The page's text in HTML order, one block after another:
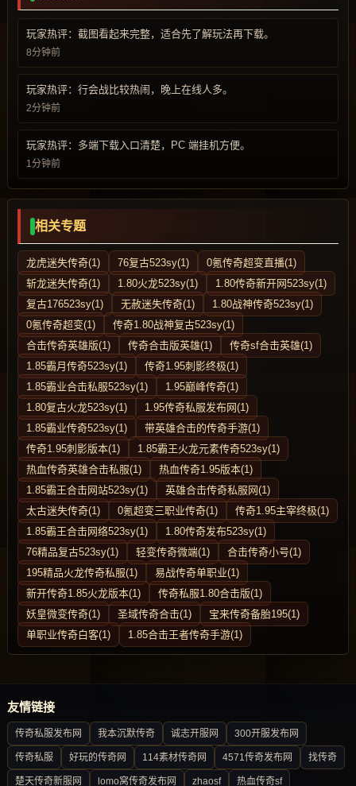
玩家热评：截图看起来完整，适合先了解玩法再下载。
8分钟前
玩家热评：行会战比较热闹，晚上在线人多。
2分钟前
玩家热评：多端下载入口清楚，PC 端挂机方便。
1分钟前
相关专题
龙虎迷失传奇(1) 76复古523sy(1)
0氪传奇超变直播(1)
斩龙迷失传奇(1)
1.80火龙523sy(1)
1.80传奇新开网523sy(1)
复古176523sy(1)
无赦迷失传奇(1)
1.80战神传奇523sy(1)
0氪传奇超变(1)
传奇1.80战神复古523sy(1)
合击传奇英雄版(1)
传奇合击版英雄(1)
传奇sf合击英雄(1)
1.85霸月传奇523sy(1)
传奇1.95刺影终极(1)
1.85霸业合击私服523sy(1)
1.95巅峰传奇(1)
1.80复古火龙523sy(1)
1.95传奇私服发布网(1)
1.85霸业传奇523sy(1)
带英雄合击的传奇手游(1)
传奇1.95刺影版本(1)
1.85霸王火龙元素传奇523sy(1)
热血传奇英雄合击私服(1)
热血传奇1.95版本(1)
1.85霸王合击网站523sy(1)
英雄合击传奇私服网(1)
太古迷失传奇(1)
0氪超变三职业传奇(1)
传奇1.95主宰终极(1)
1.85霸王合击网络523sy(1)
1.80传奇发布523sy(1)
76精品复古523sy(1)
轻变传奇微端(1)
合击传奇小号(1)
195精品火龙传奇私服(1)
易战传奇单职业(1)
新开传奇1.85火龙版本(1)
传奇私服1.80合击版(1)
妖皇微变传奇(1)
圣域传奇合击(1)
宝来传奇备胎195(1)
单职业传奇白客(1)
1.85合击王者传奇手游(1)
友情链接
传奇私服发布网 我本沉默传奇 诚志开服网 300开服发布网
传奇私服 好玩的传奇网 114素材传奇网 4571传奇发布网 找传奇
楚天传奇新服网 lomo窝传奇发布网 zhaosf 热血传奇sf